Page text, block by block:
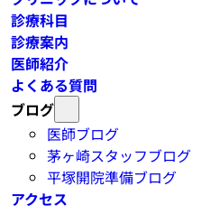
診療科目
診療案内
医師紹介
よくある質問
ブログ
医師ブログ
茅ヶ崎スタッフブログ
平塚開院準備ブログ
アクセス